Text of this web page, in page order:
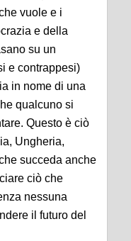
vuole e i
e della
su un
e contrappesi)
in nome di una
qualcuno si
Questo è ciò
Ungheria,
succeda anche
ciò che
nessuna
il futuro del